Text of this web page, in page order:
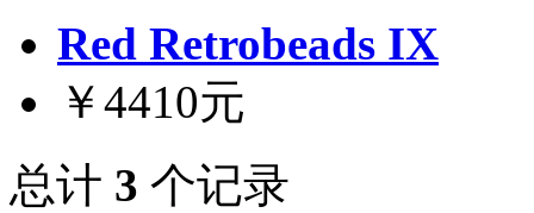
Red Retrobeads IX
￥4410元
总计 3 个记录